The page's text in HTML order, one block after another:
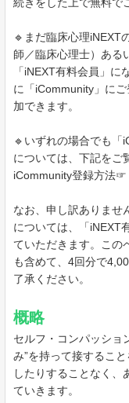
続きをした上で無料で
🔹まだ臨床心理iNEXT
師／臨床心理士）ある
「iNEXT有料会員」
に「iCommunity」に
加できます。
🔹いずれの場合でも「
については、下記をご
iCommunity登録方法
なお、申し訳ありませ
については、「iNEXT
ていただきます。この
も含めて、4回分で
了承ください。
概略
セルフ・コンパッショ
み”を持って接するこ
したりすることなく、
ていきます。